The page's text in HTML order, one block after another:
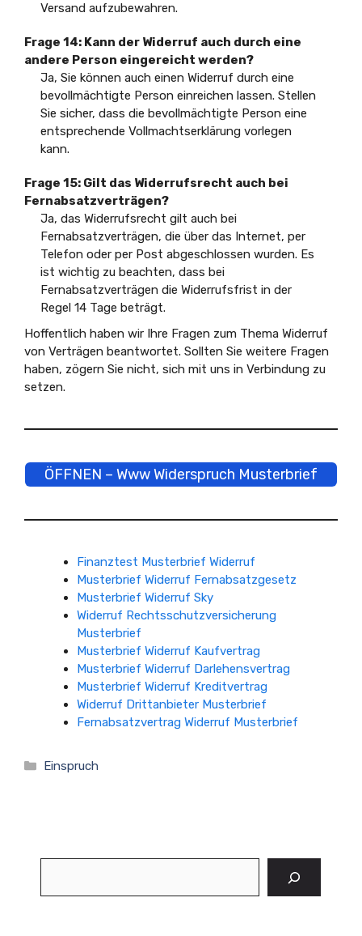
Versand aufzubewahren.
Frage 14: Kann der Widerruf auch durch eine
andere Person eingereicht werden?
Ja, Sie können auch einen Widerruf durch eine
bevollmächtigte Person einreichen lassen. Stellen
Sie sicher, dass die bevollmächtigte Person eine
entsprechende Vollmachtserklärung vorlegen
kann.
Frage 15: Gilt das Widerrufsrecht auch bei
Fernabsatzverträgen?
Ja, das Widerrufsrecht gilt auch bei
Fernabsatzverträgen, die über das Internet, per
Telefon oder per Post abgeschlossen wurden. Es
ist wichtig zu beachten, dass bei
Fernabsatzverträgen die Widerrufsfrist in der
Regel 14 Tage beträgt.
Hoffentlich haben wir Ihre Fragen zum Thema Widerruf
von Verträgen beantwortet. Sollten Sie weitere Fragen
haben, zögern Sie nicht, sich mit uns in Verbindung zu
setzen.
ÖFFNEN – Www Widerspruch Musterbrief
Finanztest Musterbrief Widerruf
Musterbrief Widerruf Fernabsatzgesetz
Musterbrief Widerruf Sky
Widerruf Rechtsschutzversicherung
Musterbrief
Musterbrief Widerruf Kaufvertrag
Musterbrief Widerruf Darlehensvertrag
Musterbrief Widerruf Kreditvertrag
Widerruf Drittanbieter Musterbrief
Fernabsatzvertrag Widerruf Musterbrief
Kategorien
Einspruch